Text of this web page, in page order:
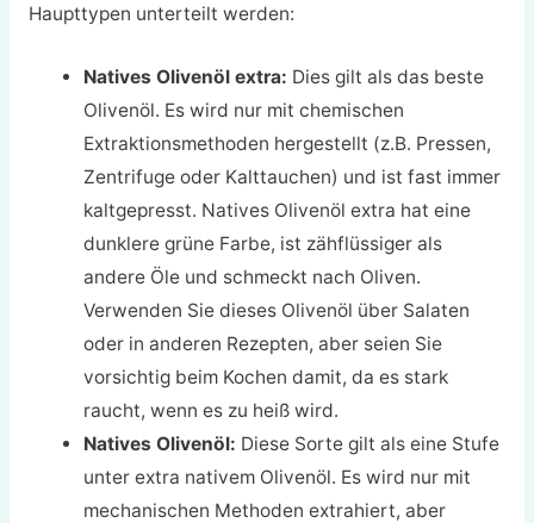
Haupttypen unterteilt werden:
Natives Olivenöl extra: Dies gilt als das beste
Olivenöl. Es wird nur mit chemischen
Extraktionsmethoden hergestellt (z.B. Pressen,
Zentrifuge oder Kalttauchen) und ist fast immer
kaltgepresst. Natives Olivenöl extra hat eine
dunklere grüne Farbe, ist zähflüssiger als
andere Öle und schmeckt nach Oliven.
Verwenden Sie dieses Olivenöl über Salaten
oder in anderen Rezepten, aber seien Sie
vorsichtig beim Kochen damit, da es stark
raucht, wenn es zu heiß wird.
Natives Olivenöl: Diese Sorte gilt als eine Stufe
unter extra nativem Olivenöl. Es wird nur mit
mechanischen Methoden extrahiert, aber